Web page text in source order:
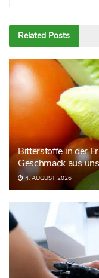
Related Posts
Bitterstoffe in der
Geschmack aus
4. AUGUST 2026